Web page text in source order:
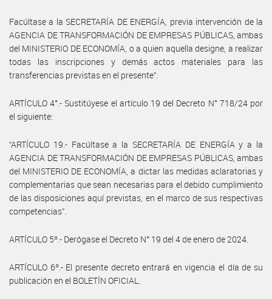
Facúltase a la SECRETARÍA DE ENERGÍA, previa intervención de la
AGENCIA DE TRANSFORMACIÓN DE EMPRESAS PÚBLICAS, ambas
del MINISTERIO DE ECONOMÍA, o a quien aquella designe, a realizar
todas las inscripciones y demás actos materiales para las
transferencias previstas en el presente”.
ARTÍCULO 4°.- Sustitúyese el artículo 19 del Decreto N° 718/24 por
el siguiente:
“ARTÍCULO 19.- Facúltase a la SECRETARÍA DE ENERGÍA y a la
AGENCIA DE TRANSFORMACIÓN DE EMPRESAS PÚBLICAS, ambas
del MINISTERIO DE ECONOMÍA, a dictar las medidas aclaratorias y
complementarias que sean necesarias para el debido cumplimiento
de las disposiciones aquí previstas, en el marco de sus respectivas
competencias”.
ARTÍCULO 5º.- Derógase el Decreto N° 19 del 4 de enero de 2024.
ARTÍCULO 6º.- El presente decreto entrará en vigencia el día de su
publicación en el BOLETÍN OFICIAL.